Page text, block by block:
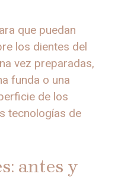
que puedan
los dientes del
vez preparadas,
funda o una
de los
tecnologías de
antes y